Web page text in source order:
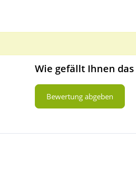
Wie gefällt Ihnen
Bewertung abgeben